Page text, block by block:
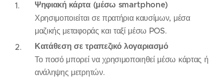
Ψηφιακή κάρτα (μέσω smartphone)
Χρησιμοποιείται σε πρατήρια καυσίμων, μέσα
μαζικής μεταφοράς και ταξί μέσω POS.
Κατάθεση σε τραπεζικό λογαριασμό
Το ποσό μπορεί να χρησιμοποιηθεί μέσω κάρτας ή
ανάληψης μετρητών.